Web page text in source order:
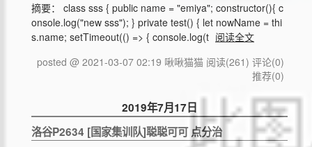
摘要： class sss { public name = "emiya"; constructor(){ c
onsole.log("new sss"); } private test() { let nowName = thi
s.name; setTimeout(() => { console.log(t 阅读全文
posted @ 2021-03-07 02:19 啾啾猫猫 阅读(261) 评论(0)
推荐(0)
2019年7月17日
洛谷P2634 [国家集训队]聪聪可可 点分治